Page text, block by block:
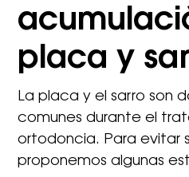
placa y
La placa y el sarro son
comunes durante el
ortodoncia. Para evitar
proponemos algunas